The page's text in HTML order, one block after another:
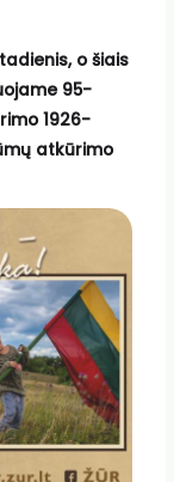
o šiais
95-
1926-
atkūrimo